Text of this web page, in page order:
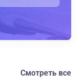
Смотреть все